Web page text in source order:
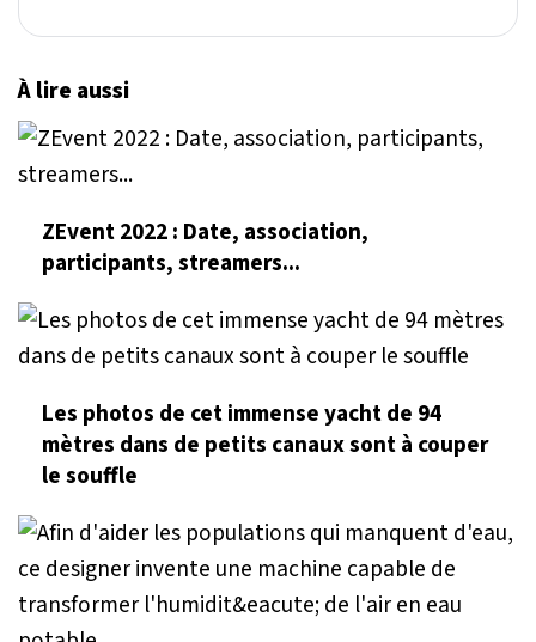
À lire aussi
ZEvent 2022 : Date, association,
participants, streamers...
Les photos de cet immense yacht de 94
mètres dans de petits canaux sont à couper
le souffle